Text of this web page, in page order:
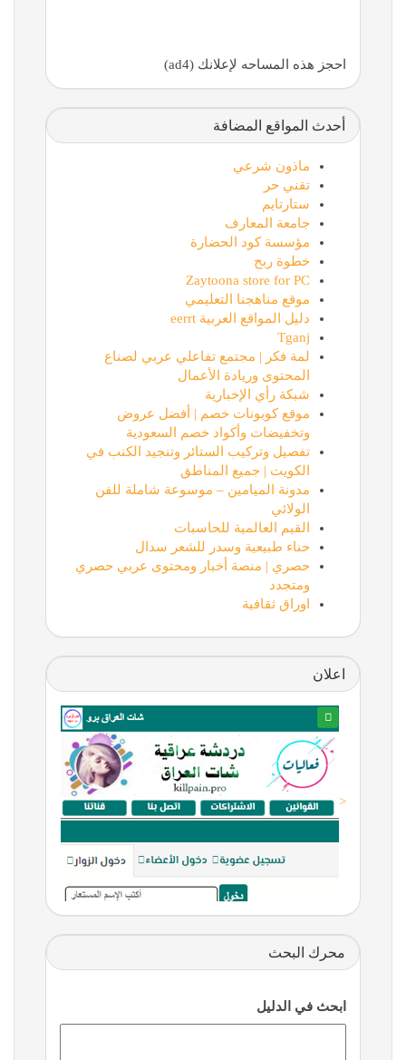
احجز هذه المساحه لإعلانك (ad4)
أحدث المواقع المضافة
ماذون شرعي
تقني حر
ستارتايم
جامعة المعارف
مؤسسة كود الحضارة
خطوة ربح
Zaytoona store for PC
موقع مناهجنا التعليمي
دليل المواقع العربية eerrt
Tganj
لمة فكر | مجتمع تفاعلي عربي لصناع
المحتوى وريادة الأعمال
شبكة رأي الإخبارية
موقع كوبونات خصم | أفضل عروض
وتخفيضات وأكواد خصم السعودية
تفصيل وتركيب الستائر وتنجيد الكنب في
الكويت | جميع المناطق
مدونة الميامين – موسوعة شاملة للفن
الولائي
القيم العالمية للحاسبات
حناء طبيعية وسدر للشعر سدال
حصري | منصة أخبار ومحتوى عربي حصري
ومتجدد
اوراق ثقافية
اعلان
<
محرك البحث
ابحث في الدليل